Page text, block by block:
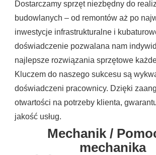
Dostarczamy sprzęt niezbędny do
budowlanych – od remontów aż po
inwestycje infrastrukturalne i
doświadczenie pozwalana nam
najlepsze rozwiązania sprzętowe
Kluczem do naszego sukcesu są
doświadczeni pracownicy. Dzięki
otwartości na potrzeby klienta,
jakość usług.
Mechanik /
mechanika